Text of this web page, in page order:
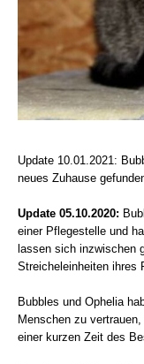
Update 10.01.2021:
neues Zuhause
Update 05.10.2020:
einer Pflegestelle und
lassen sich inzwischen
Streicheleinheiten ihres
Bubbles und Ophelia
Menschen zu
einer kurzen Zeit des